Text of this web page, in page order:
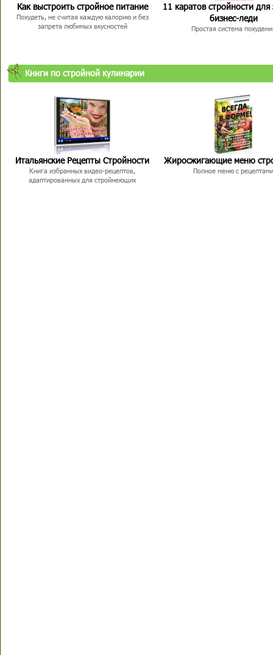
Как выстроить стройное питание
Похудеть, не считая каждую калорию и без
запрета любимых вкусностей
11 каратов стройности для
бизнес-леди
Простая система
Книги по стройной кулинарии
Итальянские Рецепты Стройности
Книга избранных видео-рецептов,
адаптированных для стройнеющих
Жиросжигающие меню
Полное меню с рецептами